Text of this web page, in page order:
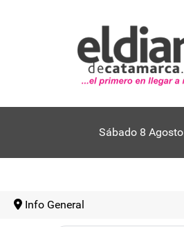
Sábado 8
Info General